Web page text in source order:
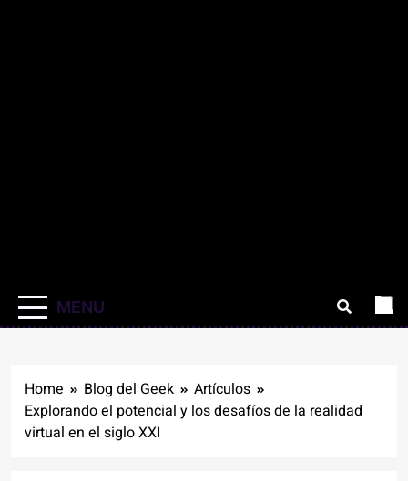
MENU
Home Blog del Geek
Artículos
Explorando el potencial y los desafíos de la realidad
virtual en el siglo XXI